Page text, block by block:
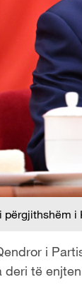
përgjithshëm
i
deri të